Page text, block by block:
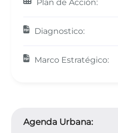
Plan de Acción:
Diagnostico:
Marco Estratégico:
Agenda Urbana: